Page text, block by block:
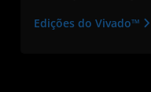
Edições do Vivado™